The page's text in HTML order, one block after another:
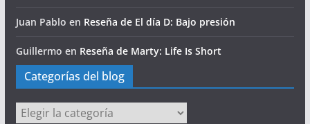
Juan Pablo en Reseña de El día D: Bajo presión
Guillermo en Reseña de Marty: Life Is Short
Categorías del blog
Categorías